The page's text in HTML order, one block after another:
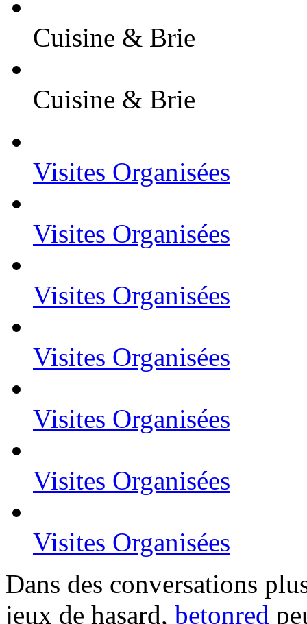
Cuisine & Brie
Cuisine & Brie
Visites Organisées
Visites Organisées
Visites Organisées
Visites Organisées
Visites Organisées
Visites Organisées
Visites Organisées
Dans des conversations
jeux de hasard, betonred